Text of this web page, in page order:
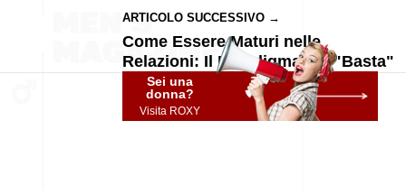
ARTICOLO SUCCESSIVO →
Come Essere Maturi nelle
Relazioni: Il Paradigma del "Basta"
Sei una
donna?
Visita ROXY